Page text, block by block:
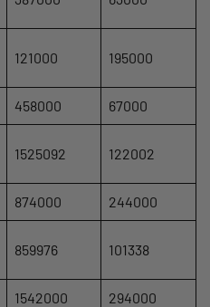
121000 195000
458000 67000
1525092 122002
874000 244000
859976 101338
1542000 294000